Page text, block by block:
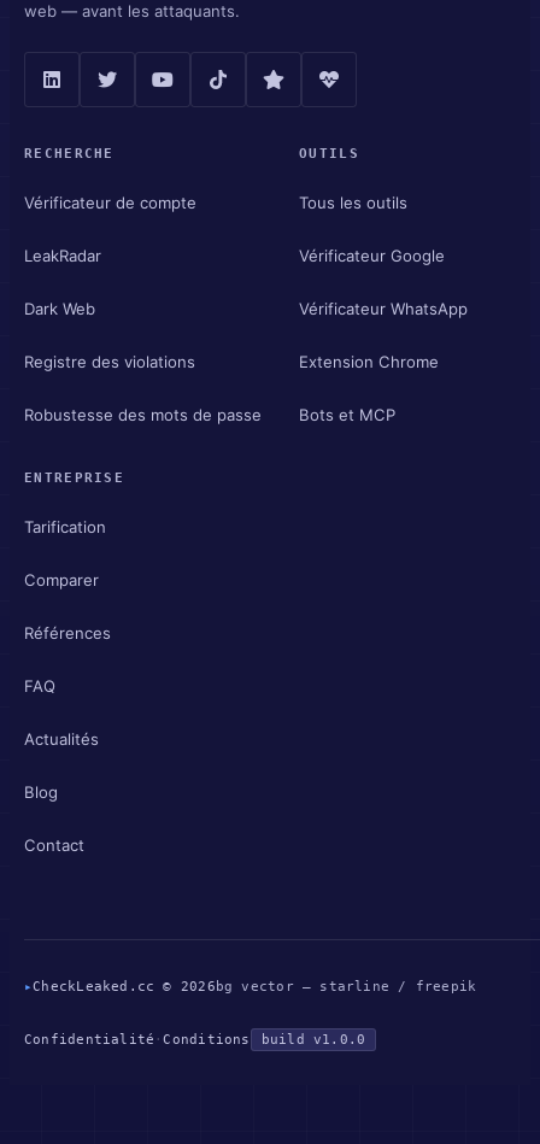
web — avant les attaquants.
RECHERCHE
Vérificateur de compte
LeakRadar
Dark Web
Registre des violations
Robustesse des mots de passe
OUTILS
Tous les outils
Vérificateur Google
Vérificateur WhatsApp
Extension Chrome
Bots et MCP
ENTREPRISE
Tarification
Comparer
Références
FAQ
Actualités
Blog
Contact
▸CheckLeaked.cc © 2026 bg vector — starline / freepik
Confidentialité ·Conditions build v1.0.0